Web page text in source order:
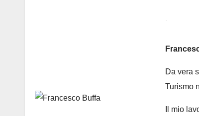
Da vera
Turismo
Il mio